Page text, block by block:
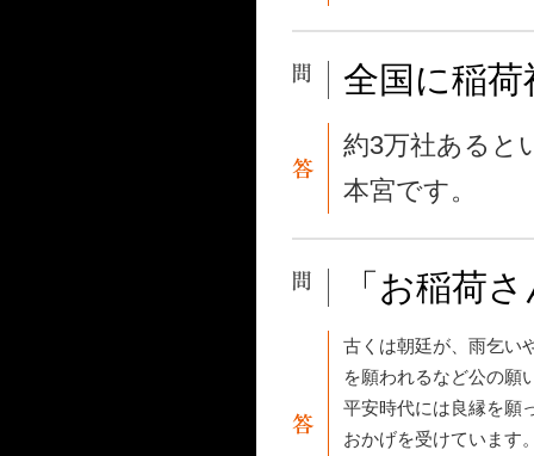
全国に稲
約3万社あると
本宮です。
「お稲荷
古くは朝廷が、雨乞い
を願われるなど公の願
平安時代には良縁を願
おかげを受けています